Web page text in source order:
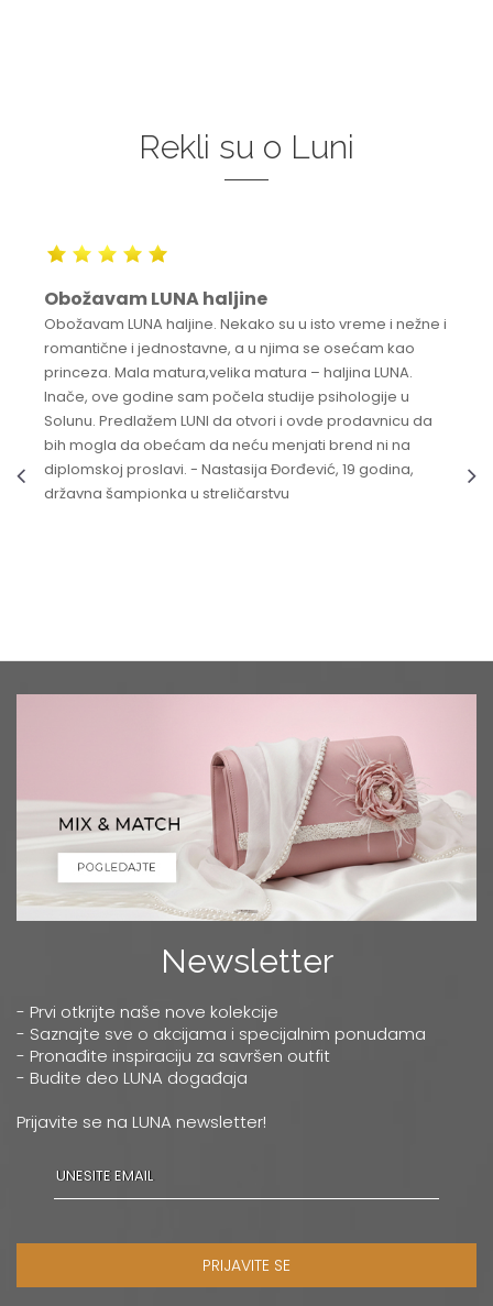
Rekli su o Luni
Obožavam LUNA haljine
Obožavam LUNA haljine. Nekako su u isto vreme i nežne i
romantične i jednostavne, a u njima se osećam kao
princeza. Mala matura,velika matura – haljina LUNA.
Inače, ove godine sam počela studije psihologije u
Solunu. Predlažem LUNI da otvori i ovde prodavnicu da
bih mogla da obećam da neću menjati brend ni na
diplomskoj proslavi. - Nastasija Đorđević, 19 godina,
državna šampionka u streličarstvu
Newsletter
- Prvi otkrijte naše nove kolekcije
- Saznajte sve o akcijama i specijalnim ponudama
- Pronađite inspiraciju za savršen outfit
- Budite deo LUNA događaja
Prijavite se na LUNA newsletter!
PRIJAVITE SE